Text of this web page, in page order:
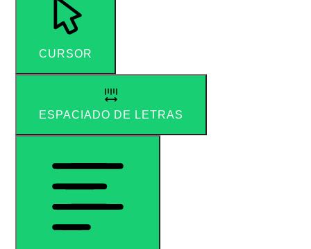
CURSOR
ESPACIADO DE LETRAS